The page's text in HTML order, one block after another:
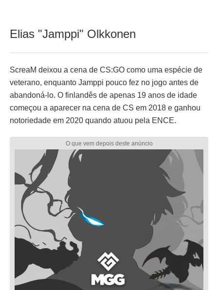
Elias "Jamppi" Olkkonen
ScreaM deixou a cena de CS:GO como uma espécie de
veterano, enquanto Jamppi pouco fez no jogo antes de
abandoná-lo. O finlandês de apenas 19 anos de idade
começou a aparecer na cena de CS em 2018 e ganhou
notoriedade em 2020 quando atuou pela ENCE.